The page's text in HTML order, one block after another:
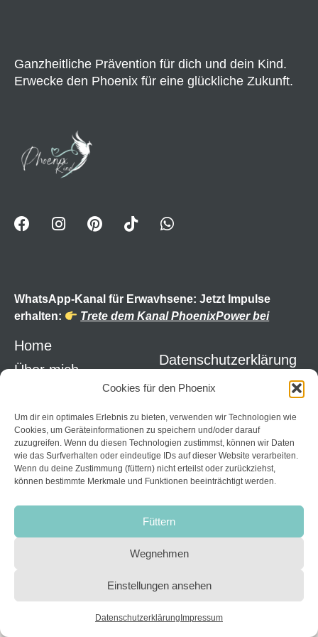
Cookies für den Phoenix
Um dir ein optimales Erlebnis zu bieten, verwenden wir Technologien wie
Cookies, um Geräteinformationen zu speichern und/oder darauf
zuzugreifen. Wenn du diesen Technologien zustimmst, können wir Daten
wie das Surfverhalten oder eindeutige IDs auf dieser Website verarbeiten.
Wenn du deine Zustimmung (füttern) nicht erteilst oder zurückziehst,
können bestimmte Merkmale und Funktionen beeinträchtigt werden.
Füttern
Wegnehmen
Einstellungen ansehen
Datenschutzerklärung Impressum
Ganzheitliche Prävention für dich und dein Kind.
Erwecke den Phoenix für eine glückliche Zukunft.
WhatsApp-Kanal für Erwavhsene: Jetzt Impulse
erhalten:
Trete dem Kanal PhoenixPower bei
Home
Über mich
Kontakt
Links
Datenschutzerklärung
AGB
Widerruf
Login